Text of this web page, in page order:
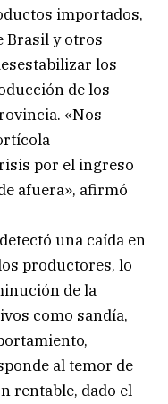
importados,
Brasil y otros
los
de los
«Nos
por el ingreso
afuera», afirmó
una caída en
productores, lo
de la
como sandía,
al temor de
rentable, dado el